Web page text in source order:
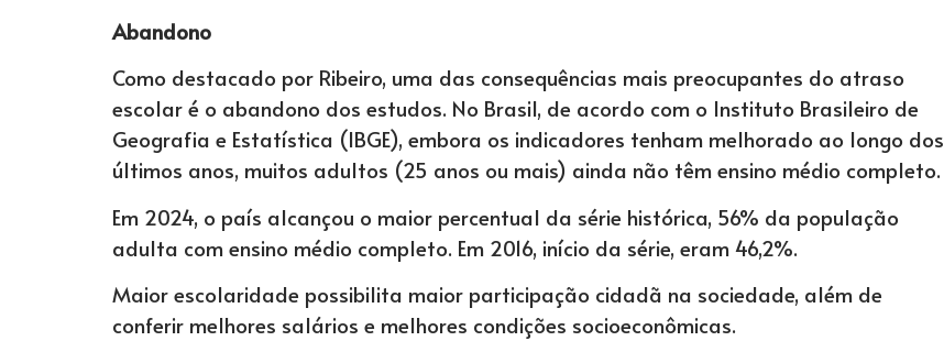
Abandono
Como destacado por Ribeiro, uma das consequências mais preocupantes do atraso
escolar é o abandono dos estudos. No Brasil, de acordo com o Instituto Brasileiro de
Geografia e Estatística (IBGE), embora os indicadores tenham melhorado ao longo dos
últimos anos, muitos adultos (25 anos ou mais) ainda não têm ensino médio completo.
Em 2024, o país alcançou o maior percentual da série histórica, 56% da população
adulta com ensino médio completo. Em 2016, início da série, eram 46,2%.
Maior escolaridade possibilita maior participação cidadã na sociedade, além de
conferir melhores salários e melhores condições socioeconômicas.